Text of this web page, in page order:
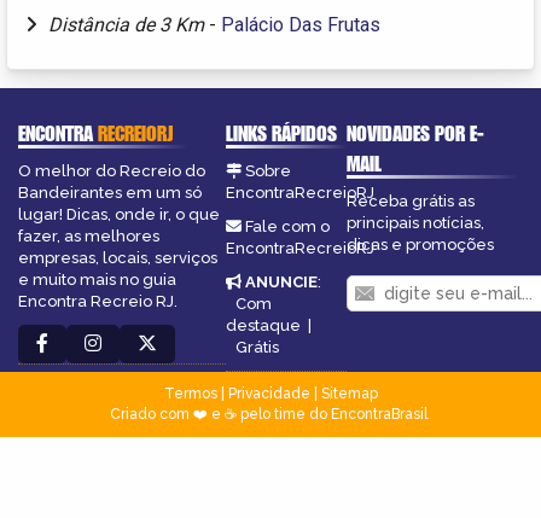
Distância de 3 Km - Palácio Das Frutas
ENCONTRARECREIORJ
O melhor do Recreio do
Bandeirantes em um só
lugar! Dicas, onde ir, o que
fazer, as melhores
empresas, locais, serviços
e muito mais no guia
Encontra Recreio RJ.
LINKS RÁPIDOS
Sobre
EncontraRecreioRJ
Fale com o
EncontraRecreioRJ
ANUNCIE:
Com
destaque
Grátis
NOVIDADES POR E-
MAIL
Receba grátis as
principais notícias,
dicas e promoções
Termos| Privacidade
Sitemap
Criado com ❤️ e ☕ pelo time do EncontraBrasil